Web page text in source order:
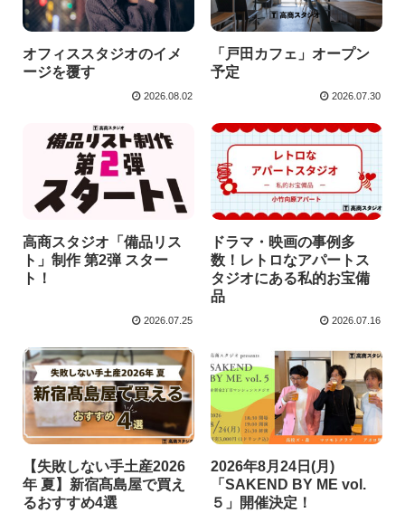
オフィススタジオのイメ
ージを覆す
2026.08.02
「戸田カフェ」オープン
予定
2026.07.30
高商スタジオ「備品リス
ト」制作 第2弾 スター
ト！
2026.07.25
ドラマ・映画の事例多
数！レトロなアパートス
タジオにある私的お宝備
品
2026.07.16
【失敗しない手土産2026
年 夏】新宿髙島屋で買え
るおすすめ4選
2026年8月24日(月)
「SAKEND BY ME vol.
５」開催決定！